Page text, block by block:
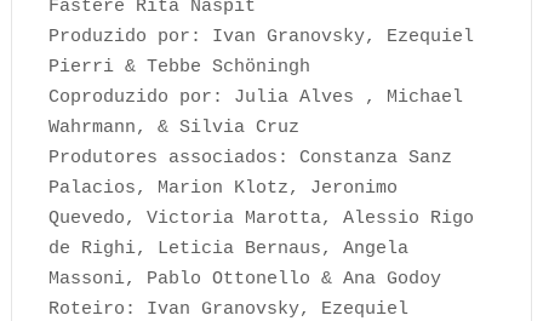
Fastere Rita Naspit
Produzido por: Ivan Granovsky, Ezequiel
Pierri & Tebbe Schöningh
Coproduzido por: Julia Alves , Michael
Wahrmann, & Silvia Cruz
Produtores associados: Constanza Sanz
Palacios, Marion Klotz, Jeronimo
Quevedo, Victoria Marotta, Alessio Rigo
de Righi, Leticia Bernaus, Angela
Massoni, Pablo Ottonello & Ana Godoy
Roteiro: Ivan Granovsky, Ezequiel